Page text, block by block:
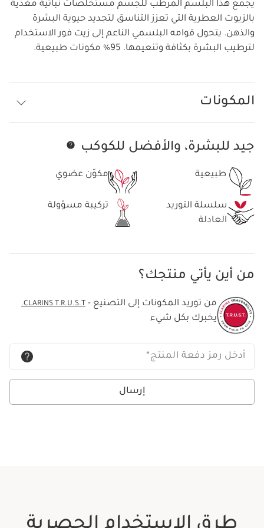
يجمع هذا البلسم المرطِّب للجسم مستخلصات نباتية مغذية
بالزيوت العطرية التي تعزز التناسق لتجديد حيوية البشرة
والذهن. يتحول قوامه البلسمي الناعم إلى زيت فور الاستخدام
لترطيب البشرة بكثافة وتنعيمها. 95% مكونات طبيعية.
المكونات
تخط إلى المحتوى جيد للبشرة، والأفضل للكوكب
طبيعية مكوّن عضوي
سلسلة التوريد
العادلة
تركيبة مسؤولة
من أين يأتي منتجك؟
من توريد المكونات إلى التصنيع - CLARINS T.R.U.S.T.
يخبرك بكل شيء
أدخل رمز دفعة المنتج*
إرسال